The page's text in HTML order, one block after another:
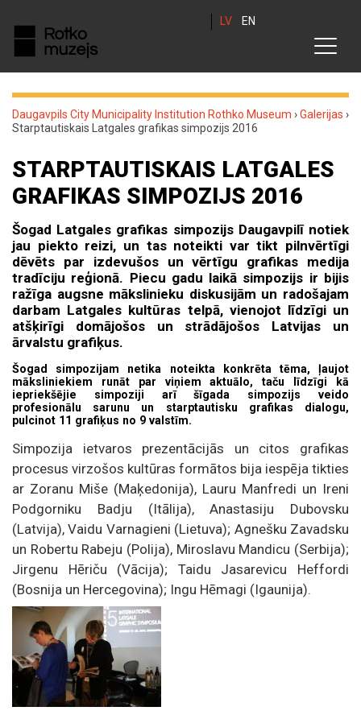
LV EN
Daugavpils City Municipality Institution Rothko Museum ›Galerijas ›
Starptautiskais Latgales grafikas simpozijs 2016
STARPTAUTISKAIS LATGALES
GRAFIKAS SIMPOZIJS 2016
Šogad Latgales grafikas simpozijs Daugavpilī notiek
jau piekto reizi, un tas noteikti var tikt pilnvērtīgi
dēvēts par izdevušos un vērtīgu grafikas medija
tradīciju reģionā. Piecu gadu laikā simpozijs ir bijis
ražīga augsne mākslinieku diskusijām un radošajam
darbam Latgales kultūras telpā, vienojot līdzīgi un
atšķirīgi domājošos un strādājošos Latvijas un
ārvalstu grafiķus.
Šogad simpozijam netika noteikta konkrēta tēma, ļaujot
māksliniekiem runāt par viņiem aktuālo, taču līdzīgi kā
iepriekšējie simpoziji arī šīgada simpozijs veido
profesionālu sarunu un starptautisku grafikas dialogu,
pulcinot 11 grafiķus no 9 valstīm.
Simpozija ietvaros prezentācijās un citos grafikas
procesus virzošos kultūras formātos bija iespēja tikties
ar Zoranu Miše (Maķedonija), Lauru Manfredi un Ireni
Podgorniku Badju (Itālija), Anastasiju Dubovsku
(Latvija), Vaidu Varnagieni (Lietuva); Agnešku Zavadsku
un Robertu Rabeju (Polija), Miroslavu Mandicu (Serbija);
Jirgenu Hēriču (Vācija); Taidu Jasarevicu Heffordi
(Bosnija un Hercegovina); Ingu Hēmagi (Igaunija).